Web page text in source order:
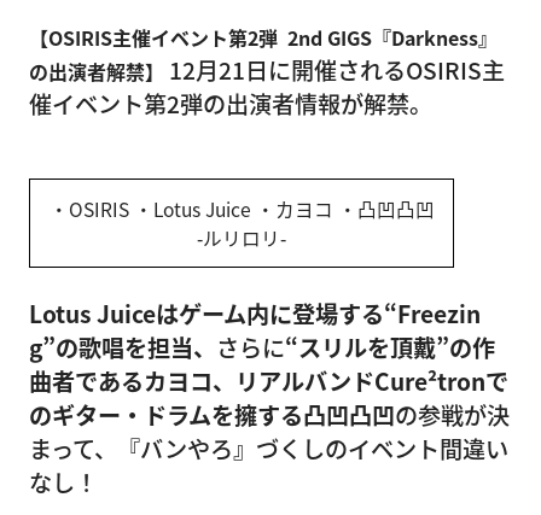
【OSIRIS主催イベント第2弾 2nd GIGS『Darkness』
の出演者解禁】
12月21日に開催されるOSIRIS主
催イベント第2弾の出演者情報が解禁。
・OSIRIS ・Lotus Juice ・カヨコ ・凸凹凸凹
‐ルリロリ‐
Lotus Juiceはゲーム内に登場する“Freezin
g”の歌唱を担当、 さらに“スリルを頂戴”の作
曲者であるカヨコ、リアルバンドCure²tronで
のギター・ドラムを擁する凸凹凸凹の参戦が決
まって、『バンやろ』づくしのイベント間違い
なし！